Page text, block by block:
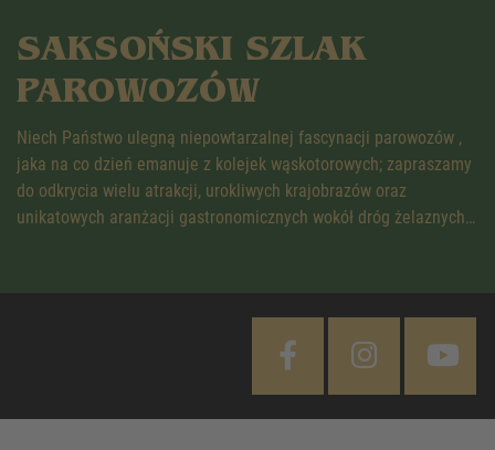
SAKSOŃSKI SZLAK
PAROWOZÓW
Niech Państwo ulegną niepowtarzalnej fascynacji parowozów ,
jaka na co dzień emanuje z kolejek wąskotorowych; zapraszamy
do odkrycia wielu atrakcji, urokliwych krajobrazów oraz
unikatowych aranżacji gastronomicznych wokół dróg żelaznych…